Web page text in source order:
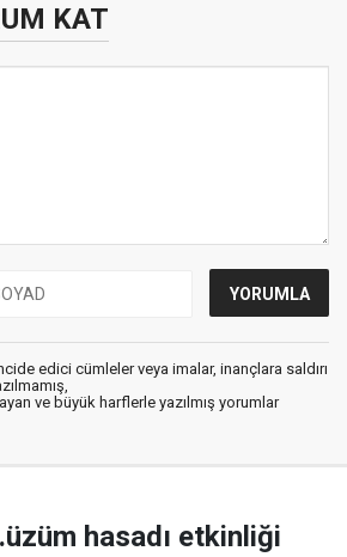
KAT
edici cümleler veya imalar, inançlara saldırı
ve büyük harflerle yazılmış yorumlar
hasadı etkinliği